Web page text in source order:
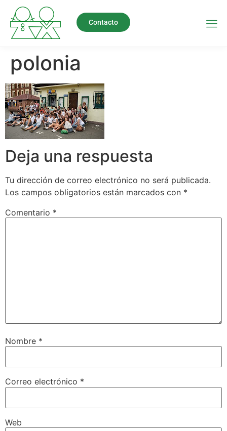
Contacto
polonia
Deja una respuesta
Tu dirección de correo electrónico no será publicada.
Los campos obligatorios están marcados con *
Comentario *
Nombre *
Correo electrónico *
Web